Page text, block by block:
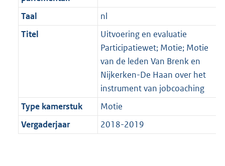
Taal
nl
Titel
Uitvoering en evaluatie
Participatiewet; Motie; Motie
van de leden Van Brenk en
Nijkerken-De Haan over het
instrument van jobcoaching
Type kamerstuk
Motie
Vergaderjaar
2018-2019